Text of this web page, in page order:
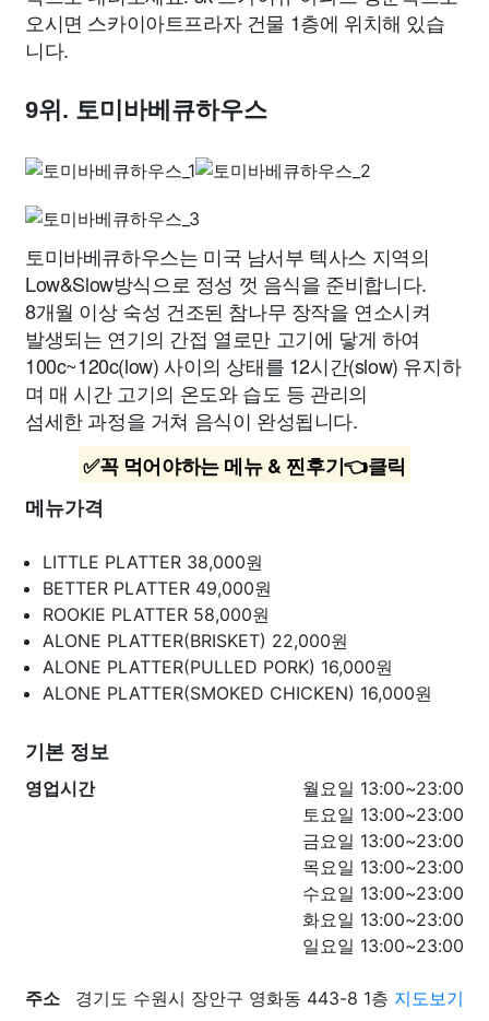
오시면 스카이아트프라자 건물 1층에 위치해 있습
니다.
9위. 토미바베큐하우스
토미바베큐하우스는 미국 남서부 텍사스 지역의
Low&Slow방식으로 정성 껏 음식을 준비합니다.
8개월 이상 숙성 건조된 참나무 장작을 연소시켜
발생되는 연기의 간접 열로만 고기에 닿게 하여
100c~120c(low) 사이의 상태를 12시간(slow) 유지하
며 매 시간 고기의 온도와 습도 등 관리의
섬세한 과정을 거쳐 음식이 완성됩니다.
✅꼭 먹어야하는 메뉴 & 찐후기👈클릭
메뉴가격
LITTLE PLATTER 38,000원
BETTER PLATTER 49,000원
ROOKIE PLATTER 58,000원
ALONE PLATTER(BRISKET) 22,000원
ALONE PLATTER(PULLED PORK) 16,000원
ALONE PLATTER(SMOKED CHICKEN) 16,000원
기본 정보
영업시간
월요일 13:00~23:00
토요일 13:00~23:00
금요일 13:00~23:00
목요일 13:00~23:00
수요일 13:00~23:00
화요일 13:00~23:00
일요일 13:00~23:00
주소 경기도 수원시 장안구 영화동 443-8 1층 지도보기